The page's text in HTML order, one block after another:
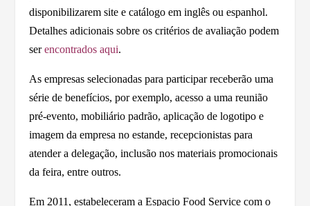
disponibilizarem site e catálogo em inglês ou espanhol.
Detalhes adicionais sobre os critérios de avaliação podem
serencontrados aqui.
As empresas selecionadas para participar receberão uma
série de benefícios, por exemplo, acesso a uma reunião
pré-evento, mobiliário padrão, aplicação de logotipo e
imagem da empresa no estande, recepcionistas para
atender a delegação, inclusão nos materiais promocionais
da feira, entre outros.
Em 2011, estabeleceram a Espacio Food Service com o